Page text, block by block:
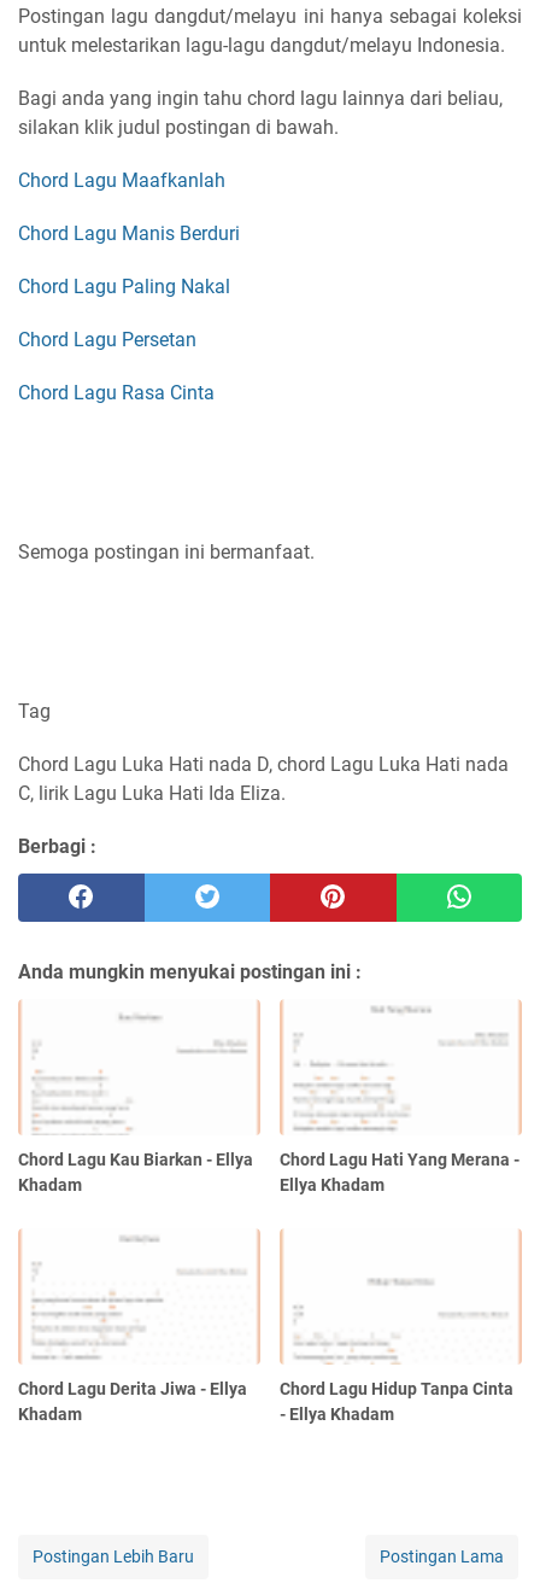
Postingan lagu dangdut/melayu ini hanya sebagai koleksi
untuk melestarikan lagu-lagu dangdut/melayu Indonesia.
Bagi anda yang ingin tahu chord lagu lainnya dari beliau,
silakan klik judul postingan di bawah.
Chord Lagu Maafkanlah
Chord Lagu Manis Berduri
Chord Lagu Paling Nakal
Chord Lagu Persetan
Chord Lagu Rasa Cinta
Semoga postingan ini bermanfaat.
Tag
Chord Lagu Luka Hati nada D, chord Lagu Luka Hati nada
C, lirik Lagu Luka Hati Ida Eliza.
Berbagi :
Anda mungkin menyukai postingan ini :
Chord Lagu Kau Biarkan - Ellya
Khadam
Chord Lagu Hati Yang Merana -
Ellya Khadam
Chord Lagu Derita Jiwa - Ellya
Khadam
Chord Lagu Hidup Tanpa Cinta
- Ellya Khadam
Postingan Lebih Baru Postingan Lama